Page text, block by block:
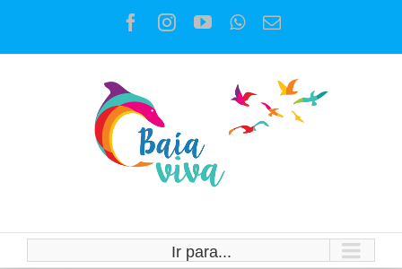
o
Facebook
Instagram
YouTubeWhatsApp
E-
Ir para...